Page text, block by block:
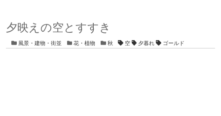
夕映えの空とすすき
カテゴリー
風景・建物・街並 カテゴリー
花・植物 カテゴリー
秋 タグ
空 夕暮れ ゴールド